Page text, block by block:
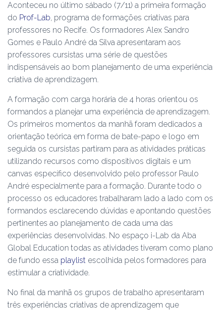
Aconteceu no último sábado (7/11) a primeira formação
do Prof-Lab, programa de formações criativas para
professores no Recife. Os formadores Alex Sandro
Gomes e Paulo André da Silva apresentaram aos
professores cursistas uma série de questões
indispensáveis ao bom planejamento de uma experiência
criativa de aprendizagem.
A formação com carga horária de 4 horas orientou os
formandos a planejar uma experiência de aprendizagem.
Os primeiros momentos da manhã foram dedicados a
orientação teórica em forma de bate-papo e logo em
seguida os cursistas partiram para as atividades práticas
utilizando recursos como dispositivos digitais e um
canvas específico desenvolvido pelo professor Paulo
André especialmente para a formação. Durante todo o
processo os educadores trabalharam lado a lado com os
formandos esclarecendo dúvidas e apontando questões
pertinentes ao planejamento de cada uma das
experiências desenvolvidas. No espaço i-Lab da Aba
Global Education todas as atividades tiveram como plano
de fundo essa playlist escolhida pelos formadores para
estimular a criatividade.
No final da manhã os grupos de trabalho apresentaram
três experiências criativas de aprendizagem que